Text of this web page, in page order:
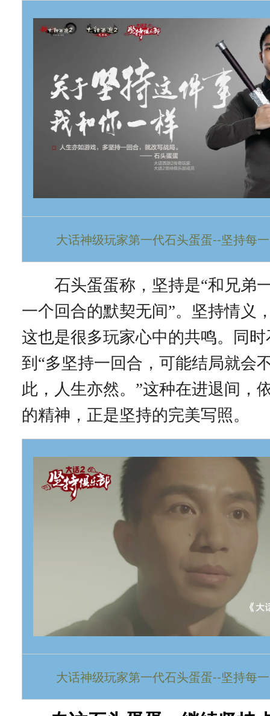
大话神级玩家第一代石头蛋蛋--坚持每
石头蛋蛋称，坚持是“和兄弟
一个回合的默契无间”。坚持情义
这也是很多玩家心中的共鸣。同
到“多坚持一回合，可能结局就会
此，人生亦然。”这种在进退间，
的精神，正是坚持的完美写照。
大话神级玩家第一代石头蛋蛋--坚持每